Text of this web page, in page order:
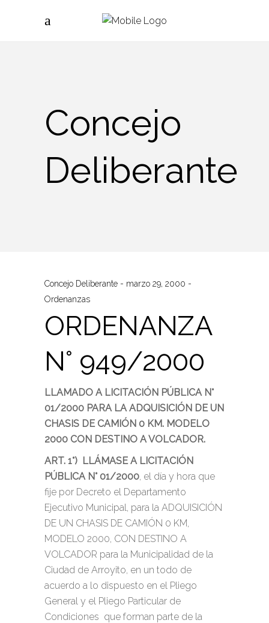
Concejo
Deliberante
Concejo Deliberante
marzo 29, 2000
Ordenanzas
ORDENANZA
N° 949/2000
LLAMADO A LICITACIÓN PÚBLICA N°
01/2000 PARA LA ADQUISICIÓN DE UN
CHASIS DE CAMIÓN 0 KM. MODELO
2000 CON DESTINO A VOLCADOR.
ART. 1°) LLÁMASE A LICITACIÓN
PÚBLICA N° 01/2000, el día y hora que
fije por Decreto el Departamento
Ejecutivo Municipal, para la ADQUISICIÓN
DE UN CHASIS DE CAMIÓN 0 KM,
MODELO 2000, CON DESTINO A
VOLCADOR para la Municipalidad de la
Ciudad de Arroyito, en un todo de
acuerdo a lo dispuesto en el Pliego
General y el Pliego Particular de
Condiciones que forman parte de la